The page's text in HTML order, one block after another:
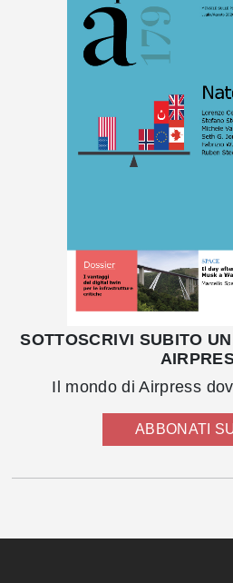
SOTTOSCRIVI SUBITO
Il mondo di Airpress
ABBONATI